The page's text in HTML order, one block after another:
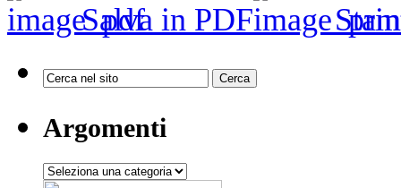
Salva in PDF
Argomenti
Argomenti